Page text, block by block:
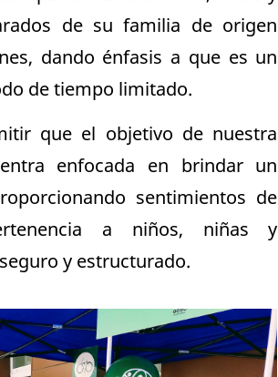
de su familia de origen
dando énfasis a que es un
de tiempo limitado.
que el objetivo de nuestra
enfocada en brindar un
sentimientos de
a niños, niñas y
y estructurado.